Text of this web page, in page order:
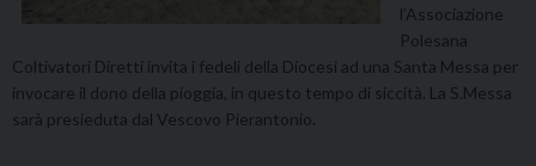
l’Associazione
Polesana
Coltivatori Diretti invita i fedeli della Diocesi ad una Santa Messa per
invocare il dono della pioggia, in questo tempo di siccità. La S.Messa
sarà presieduta dal Vescovo Pierantonio.